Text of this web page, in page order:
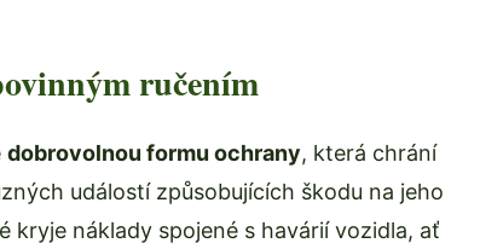
ručením
dobrovolnou formu ochrany, která chrání
událostí způsobujících škodu na jeho
kryje náklady spojené s havárií vozidla, ať